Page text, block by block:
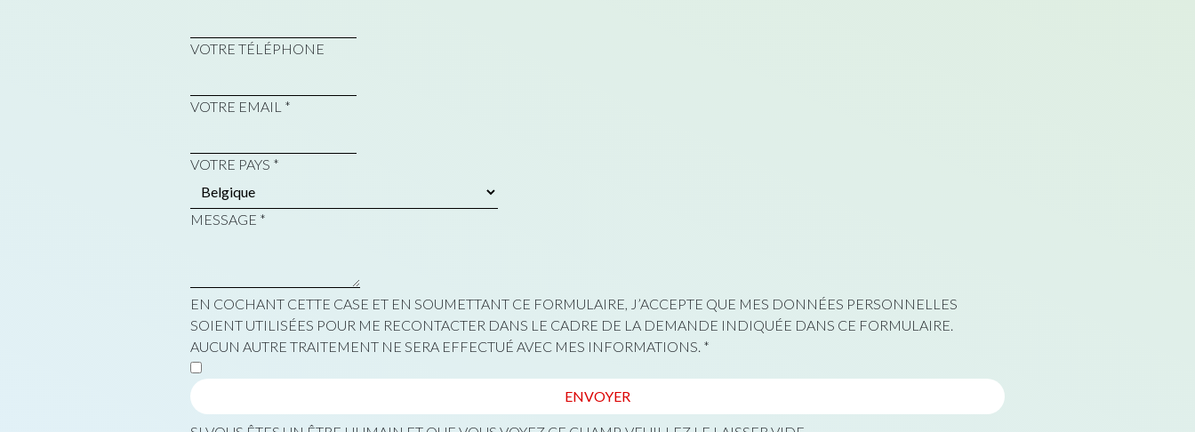
VOTRE TÉLÉPHONE
VOTRE EMAIL *
VOTRE PAYS *
MESSAGE *
EN COCHANT CETTE CASE ET EN SOUMETTANT CE FORMULAIRE, J’ACCEPTE QUE MES DONNÉES PERSONNELLES
SOIENT UTILISÉES POUR ME RECONTACTER DANS LE CADRE DE LA DEMANDE INDIQUÉE DANS CE FORMULAIRE.
AUCUN AUTRE TRAITEMENT NE SERA EFFECTUÉ AVEC MES INFORMATIONS. *